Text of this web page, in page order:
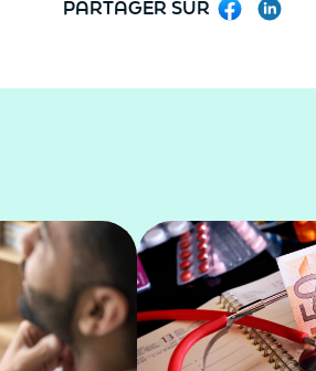
PARTAGER SUR